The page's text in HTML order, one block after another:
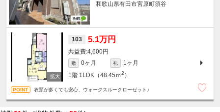
和歌山県有田市宮原町須谷
103 5.1万円
4,600円
敷 0ヶ月 礼
1ヶ月
1階 1LDK（48.45ｍ2 ）
衣類が多くても安心、ウォークスルークローゼット♪